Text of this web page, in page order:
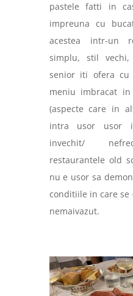
pastele fatti in
impreuna cu
acestea intr-un
simplu, stil
senior iti ofera
meniu imbracat
(aspecte care in
intra usor usor
invechit/
restaurantele old
nu e usor sa
conditiile in care
nemaivazut.